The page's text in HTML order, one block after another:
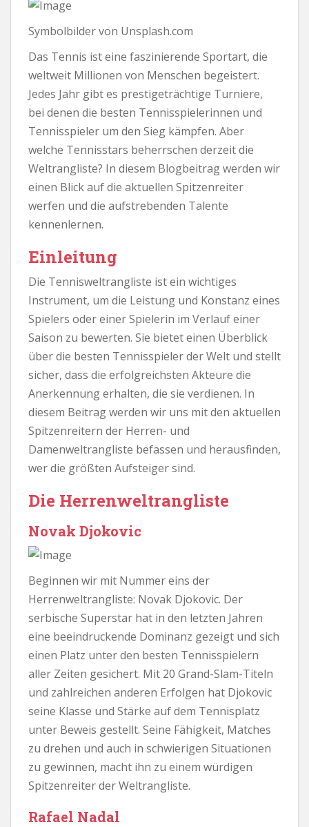
Symbolbilder von Unsplash.com
Das Tennis ist eine faszinierende Sportart, die
weltweit Millionen von Menschen begeistert.
Jedes Jahr gibt es prestigeträchtige Turniere,
bei denen die besten Tennisspielerinnen und
Tennisspieler um den Sieg kämpfen. Aber
welche Tennisstars beherrschen derzeit die
Weltrangliste? In diesem Blogbeitrag werden wir
einen Blick auf die aktuellen Spitzenreiter
werfen und die aufstrebenden Talente
kennenlernen.
Einleitung
Die Tennisweltrangliste ist ein wichtiges
Instrument, um die Leistung und Konstanz eines
Spielers oder einer Spielerin im Verlauf einer
Saison zu bewerten. Sie bietet einen Überblick
über die besten Tennisspieler der Welt und stellt
sicher, dass die erfolgreichsten Akteure die
Anerkennung erhalten, die sie verdienen. In
diesem Beitrag werden wir uns mit den aktuellen
Spitzenreitern der Herren- und
Damenweltrangliste befassen und herausfinden,
wer die größten Aufsteiger sind.
Die Herrenweltrangliste
Novak Djokovic
Beginnen wir mit Nummer eins der
Herrenweltrangliste: Novak Djokovic. Der
serbische Superstar hat in den letzten Jahren
eine beeindruckende Dominanz gezeigt und sich
einen Platz unter den besten Tennisspielern
aller Zeiten gesichert. Mit 20 Grand-Slam-Titeln
und zahlreichen anderen Erfolgen hat Djokovic
seine Klasse und Stärke auf dem Tennisplatz
unter Beweis gestellt. Seine Fähigkeit, Matches
zu drehen und auch in schwierigen Situationen
zu gewinnen, macht ihn zu einem würdigen
Spitzenreiter der Weltrangliste.
Rafael Nadal